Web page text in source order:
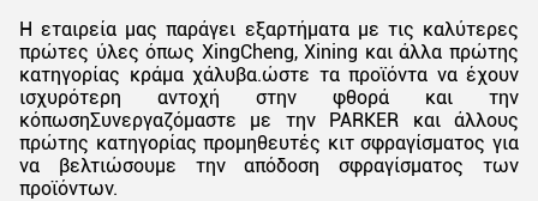
Η εταιρεία μας παράγει εξαρτήματα με τις καλύτερες
πρώτες ύλες όπως XingCheng, Xining και άλλα πρώτης
κατηγορίας κράμα χάλυβα.ώστε τα προϊόντα να έχουν
ισχυρότερη αντοχή στην φθορά και την
κόπωσηΣυνεργαζόμαστε με την PARKER και άλλους
πρώτης κατηγορίας προμηθευτές κιτ σφραγίσματος για
να βελτιώσουμε την απόδοση σφραγίσματος των
προϊόντων.